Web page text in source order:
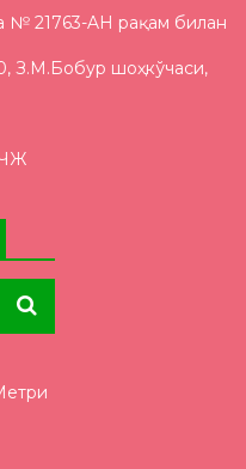
№ 21763-AH рақам билан
З.М.Бобур шоҳкўчаси,